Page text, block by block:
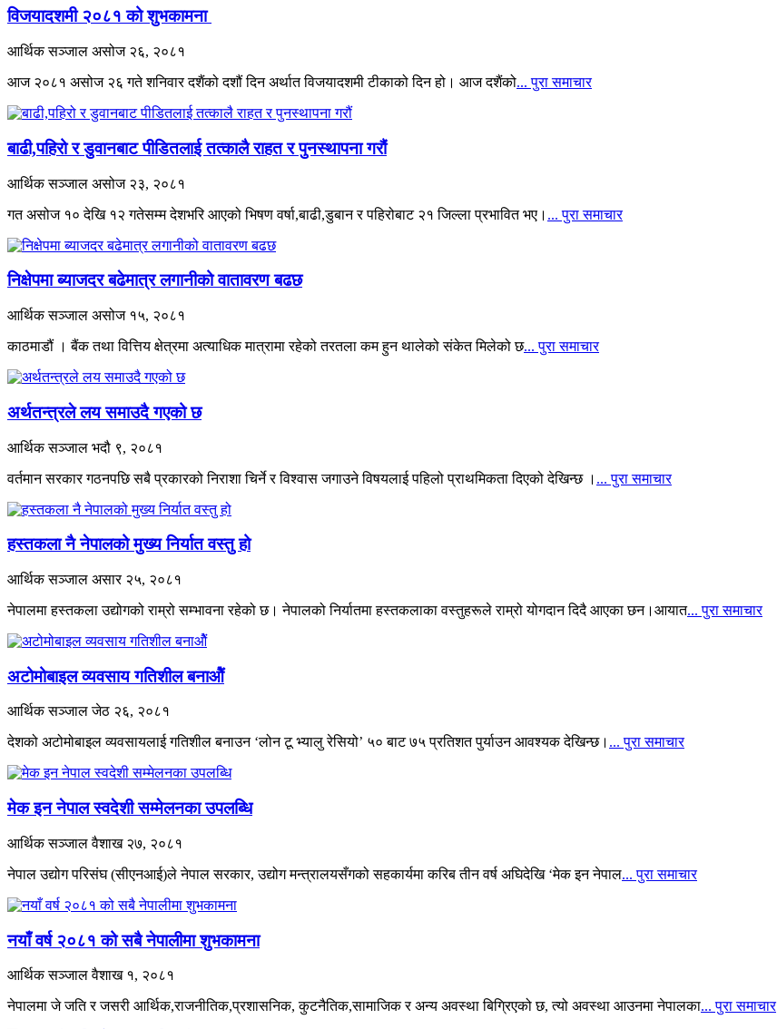
विजयादशमी २०८१ को शुभकामना
आर्थिक सञ्जाल असोज २६, २०८१
आज २०८१ असोज २६ गते शनिवार दशैंको दशौं दिन अर्थात विजयादशमी टीकाको दिन हो। आज दशैंको... पुरा समाचार
बाढी,पहिरो र डुवानबाट पीडितलाई तत्कालै राहत र पुनस्थापना गरौं
आर्थिक सञ्जाल असोज २३, २०८१
गत असोज १० देखि १२ गतेसम्म देशभरि आएको भिषण वर्षा,बाढी,डुबान र पहिरोबाट २१ जिल्ला प्रभावित भए। ... पुरा समाचार
निक्षेपमा ब्याजदर बढेमात्र लगानीको वातावरण बढछ
आर्थिक सञ्जाल असोज १५, २०८१
काठमाडौं । बैंक तथा वित्तिय क्षेत्रमा अत्याधिक मात्रामा रहेको तरतला कम हुन थालेको संकेत मिलेको छ... पुरा समाचार
अर्थतन्त्रले लय समाउदै गएको छ
आर्थिक सञ्जाल भदौ ९, २०८१
वर्तमान सरकार गठनपछि सबै प्रकारको निराशा चिर्ने र विश्वास जगाउने विषयलाई पहिलो प्राथमिकता दिएको देखिन्छ । ... पुरा समाचार
हस्तकला नै नेपालको मुख्य निर्यात वस्तु हो
आर्थिक सञ्जाल असार २५, २०८१
नेपालमा हस्तकला उद्योगको राम्रो सम्भावना रहेको छ। नेपालको निर्यातमा हस्तकलाका वस्तुहरूले राम्रो योगदान दिदै आएका छन।आयात... पुरा समाचार
अटोमोबाइल व्यवसाय गतिशील बनाओैं
आर्थिक सञ्जालजेठ २६, २०८१
देशको अटोमोबाइल व्यवसायलाई गतिशील बनाउन ‘लोन टू भ्यालु रेसियो’ ५० बाट ७५ प्रतिशत पुर्याउन आवश्यक देखिन्छ। ... पुरा समाचार
मेक इन नेपाल स्वदेशी सम्मेलनका उपलब्धि
आर्थिक सञ्जालवैशाख २७, २०८१
नेपाल उद्योग परिसंघ (सीएनआई)ले नेपाल सरकार, उद्योग मन्त्रालयसँगको सहकार्यमा करिब तीन वर्ष अघिदेखि ‘मेक इन नेपाल... पुरा समाचार
नयाँ वर्ष २०८१ को सबै नेपालीमा शुभकामना
आर्थिक सञ्जालवैशाख १, २०८१
नेपालमा जे जति र जसरी आर्थिक,राजनीतिक,प्रशासनिक, कुटनैतिक,सामाजिक र अन्य अवस्था बिग्रिएको छ, त्यो अवस्था आउनमा नेपालका... पुरा समाचार